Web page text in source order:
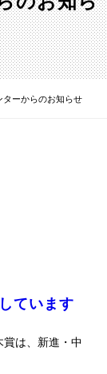
ターからのお知らせ
ています
は、新進・中